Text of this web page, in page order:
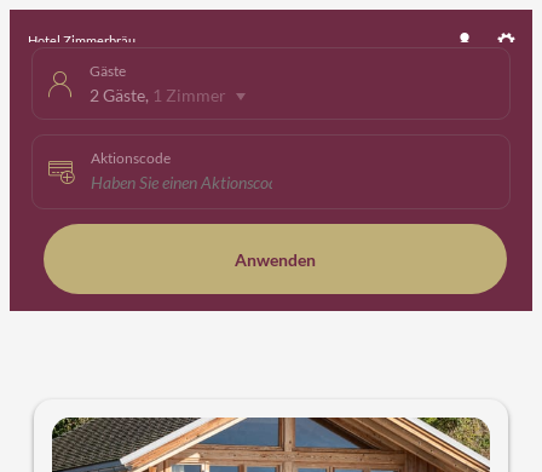
Gäste
2 Gäste, 1 Zimmer
Aktionscode
Anwenden
Hotel Zimmerbräu
Unsere Angebote im Zimmer